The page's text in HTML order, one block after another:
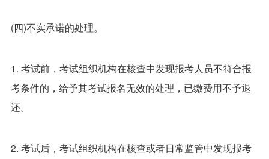
(四)不实承诺的处理。
1. 考试前，考试组织机构在核查中发现报考人员不符合报
考条件的，给予其考试报名无效的处理，已缴费用不予退
还。
2. 考试后，考试组织机构在核查或者日常监管中发现报考